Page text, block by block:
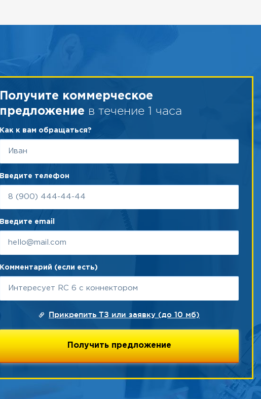
Получите коммерческое
предложение в течение 1 часа
Как к вам обращаться?
Введите телефон
Введите email
Комментарий (если есть)
Прикрепить ТЗ или заявку (до 10 мб)